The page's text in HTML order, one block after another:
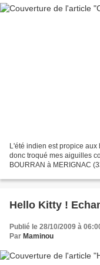
L'été indien est propice
donc troqué mes aiguilles
BOURRAN à MERIGNAC
Hello Kitty !
Publié le 28/10/2009 à
Par Maminou